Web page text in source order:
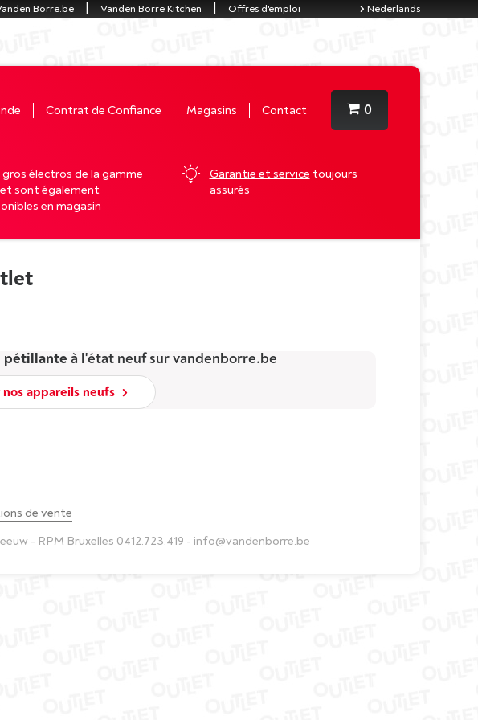
Borre.be Vanden Borre Kitchen Offres d'emploi Nederlands
Contrat de Confiance Magasins Contact 0
gros électros de la gamme
sont également
en magasin
Garantie et service toujours
assurés
pétillante à l'état neuf sur vandenborre.be
nos appareils neufs
de vente
- RPM Bruxelles 0412.723.419 - info@vandenborre.be